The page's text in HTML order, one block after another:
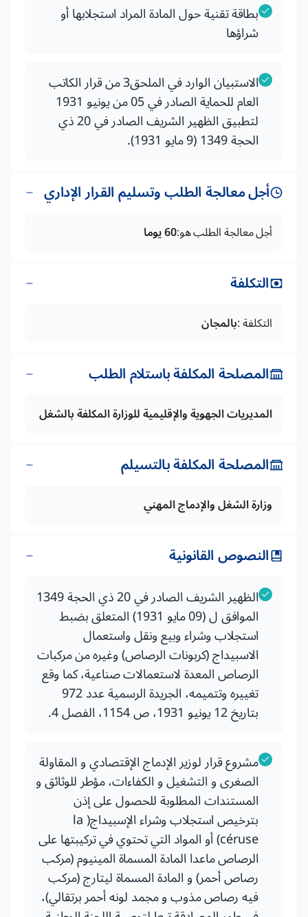
بطاقة تقنية حول المادة المراد استجلابها أو
شراؤها
الاستبيان الوارد في الملحق3 من قرار الكاتب
العام للحماية الصادر في 05 من يونيو 1931
لتطبيق الظهير الشريف الصادر في 20 ذي
الحجة 1349 (9 مايو 1931).
أجل معالجة الطلب وتسليم القرار الإداري
أجل معالجة الطلب هو:60 يوما
التكلفة
التكلفة :بالمجان
المصلحة المكلفة باستلام الطلب
المديريات الجهوية والإقليمية للوزارة المكلفة بالشغل
المصلحة المكلفة بالتسيلم
وزارة الشغل والإدماج المهني
النصوص القانونية
الظهير الشريف الصادر في 20 ذي الحجة 1349
الموافق ل (09 مايو 1931) المتعلق بضبط
استجلاب وشراء وبيع ونقل واستعمال
الاسبيداج (كربونات الرصاص) وغيره من مركبات
الرصاص المعدة لاستعمالات صناعية، كما وقع
تغييره وتتميمه، الجريدة الرسمية عدد 972
بتاريخ 12 يونيو 1931، ص 1154، الفصل 4.
مشروع قرار لوزير الإدماج الإقتصادي و المقاولة
الصغرى و التشغيل و الكفاءات، مؤطر للوثائق و
المستندات المطلوبة للحصول على إذن
بترخيص استجلاب وشراء الإسبيداج( la
céruse) أو المواد التي تحتوي في تركيبتها على
الرصاص ماعدا المادة المسماة المينيوم (مركب
رصاص أحمر) و المادة المسماة ليتارج (مركب
فيه رصاص مذوب و مجمد لونه أحمر برتقالي)،